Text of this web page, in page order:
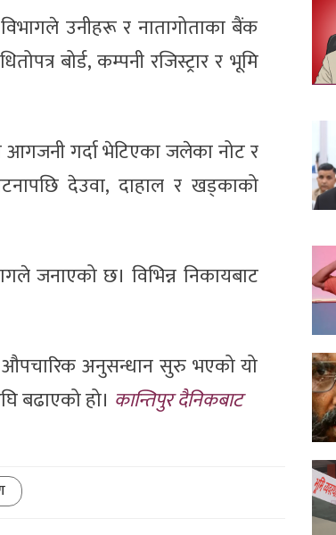
उनीहरू र नातागोताका बैंक
बोर्ड, कम्पनी रजिस्ट्रार र भूमि
आगजनी गर्दा भेटिएका जलेका नोट र
देउवा, दाहाल र खड्काको
जनाएको छ। विभिन्न निकायबाट
औपचारिक अनुसन्धान सुरु भएको यो
बढाएको हो। कान्तिपुर दैनिकबाट